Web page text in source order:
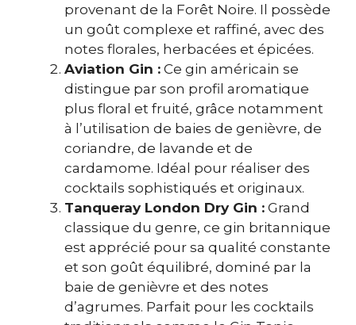
provenant de la Forêt Noire. Il possède
un goût complexe et raffiné, avec des
notes florales, herbacées et épicées.
Aviation Gin : Ce gin américain se
distingue par son profil aromatique
plus floral et fruité, grâce notamment
à l’utilisation de baies de genièvre, de
coriandre, de lavande et de
cardamome. Idéal pour réaliser des
cocktails sophistiqués et originaux.
Tanqueray London Dry Gin : Grand
classique du genre, ce gin britannique
est apprécié pour sa qualité constante
et son goût équilibré, dominé par la
baie de genièvre et des notes
d’agrumes. Parfait pour les cocktails